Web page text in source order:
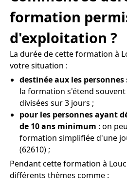
formation
d'exploitation ?
La durée de cette formation à
votre situation :
destinée aux les personnes
la formation s'étend
divisées sur 3 jours ;
pour les personnes ayant
de 10 ans minimum : on
formation simplifiée d'une
(62610) ;
Pendant cette formation à
différents thèmes comme :